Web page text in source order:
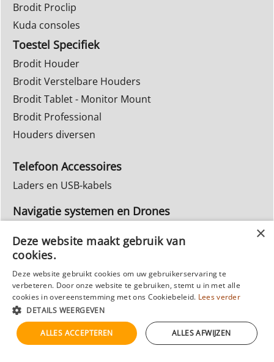
Brodit Proclip
Kuda consoles
Toestel Specifiek
Brodit Houder
Brodit Verstelbare Houders
Brodit Tablet - Monitor Mount
Brodit Professional
Houders diversen
Telefoon Accessoires
Laders en USB-kabels
Navigatie systemen en Drones
Inbouw Autoradio's
Info Webwinkel
Ruilen & Retourneren
Privacy
Reparatie
Deze website maakt gebruik van
cookies.
Deze website gebruikt cookies om uw gebruikerservaring te
verbeteren. Door onze website te gebruiken, stemt u in met alle
cookies in overeenstemming met ons Cookiebeleid. Lees verder
DETAILS WEERGEVEN
ALLES ACCEPTEREN ALLES AFWIJZEN